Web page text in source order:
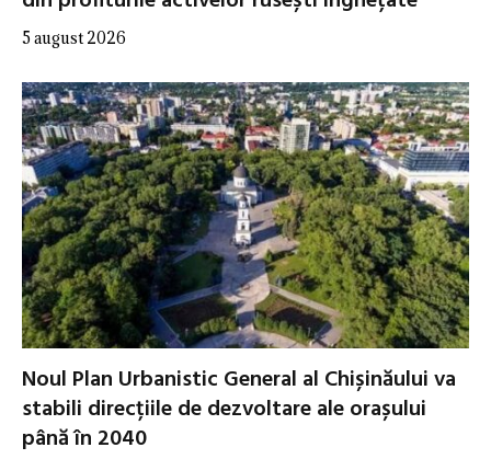
5 august 2026
Noul Plan Urbanistic General al Chișinăului va
stabili direcțiile de dezvoltare ale orașului
până în 2040